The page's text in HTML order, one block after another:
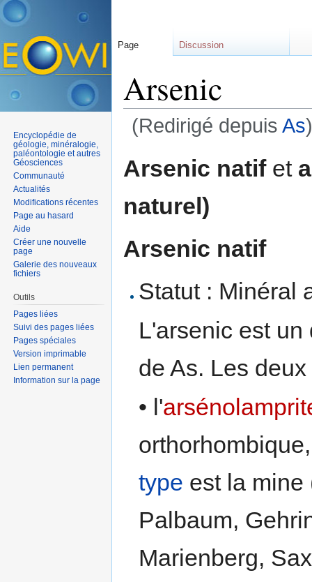
Arsenic
(Redirigé depuis As)
Arsenic natifet
naturel)
Arsenic natif
Statut : Minéral
L'arsenic est
de As. Les
• l'
type est la mine
Palbaum,
Marienberg,
Page Discussion
Encyclopédie de
géologie, minéralogie,
paléontologie et autres
Géosciences
Communauté
Actualités
Modifications récentes
Page au hasard
Aide
Créer une nouvelle
page
Galerie des nouveaux
fichiers
Outils
Pages liées
Suivi des pages liées
Pages spéciales
Version imprimable
Lien permanent
Information sur la page